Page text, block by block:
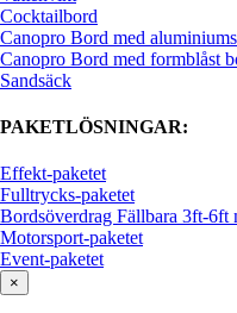
Cocktailbord
Canopro Bord med
Canopro Bord med formblåst
Sandsäck
PAKETLÖSNINGAR:
Effekt-paketet
Fulltrycks-paketet
Bordsöverdrag Fällbara 3ft-6ft
Motorsport-paketet
Event-paketet
×